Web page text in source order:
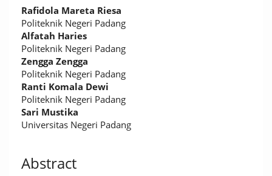
Main
Article
Content
Rafidola Mareta Riesa
Politeknik Negeri Padang
Alfatah Haries
Politeknik Negeri Padang
Zengga Zengga
Politeknik Negeri Padang
Ranti Komala Dewi
Politeknik Negeri Padang
Sari Mustika
Universitas Negeri Padang
Abstract